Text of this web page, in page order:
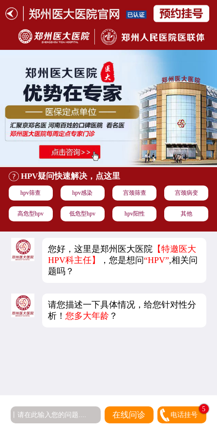
HPV疑问快速解决，点这里
hpv筛查 hpv感染 宫颈筛查 宫颈病变
高危型hpv 低危型hpv hpv阳性 其他
您好，这里是郑州医大医院 【特邀医大
HPV科主任】
，您是想问“HPV”,相关问
题吗？
请您描述一下具体情况，给您针对性分
析！您多大年龄 ？
在线问诊 电话挂号
5